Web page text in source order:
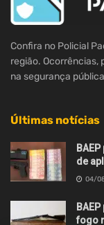
Confira no Policial
região. Ocorrências,
na segurança
Últimas notícias
de
04/
fogo